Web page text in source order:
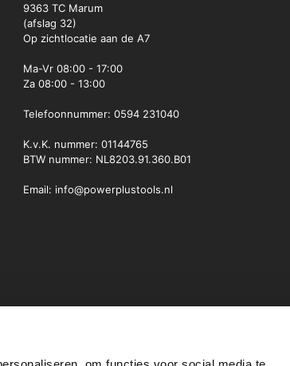
9363 TC Marum
(afslag 32)
Op zichtlocatie aan de A7
Ma-Vr 08:00 - 17:00
Za 08:00 - 13:00
Telefoonnummer:0594 231040
K.v.K. nummer: 01144765
BTW nummer: NL8203.91.360.B01
Email: info@powerplustools.nl